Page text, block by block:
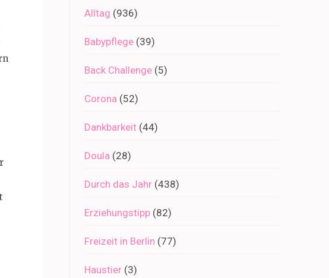
Alltag (936)
Babypflege (39)
Back Challenge (5)
Corona (52)
Dankbarkeit (44)
Doula (28)
Durch das Jahr (438)
Erziehungstipp (82)
Freizeit in Berlin (77)
Haustier (3)